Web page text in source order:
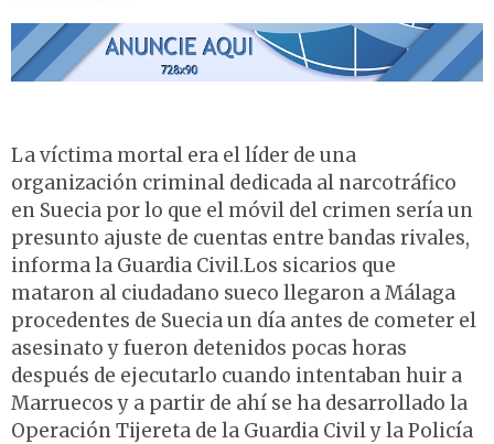
La víctima mortal era el líder de una
organización criminal dedicada al narcotráfico
en Suecia por lo que el móvil del crimen sería un
presunto ajuste de cuentas entre bandas rivales,
informa la Guardia Civil.Los sicarios que
mataron al ciudadano sueco llegaron a Málaga
procedentes de Suecia un día antes de cometer el
asesinato y fueron detenidos pocas horas
después de ejecutarlo cuando intentaban huir a
Marruecos y a partir de ahí se ha desarrollado la
Operación Tijereta de la Guardia Civil y la Policía